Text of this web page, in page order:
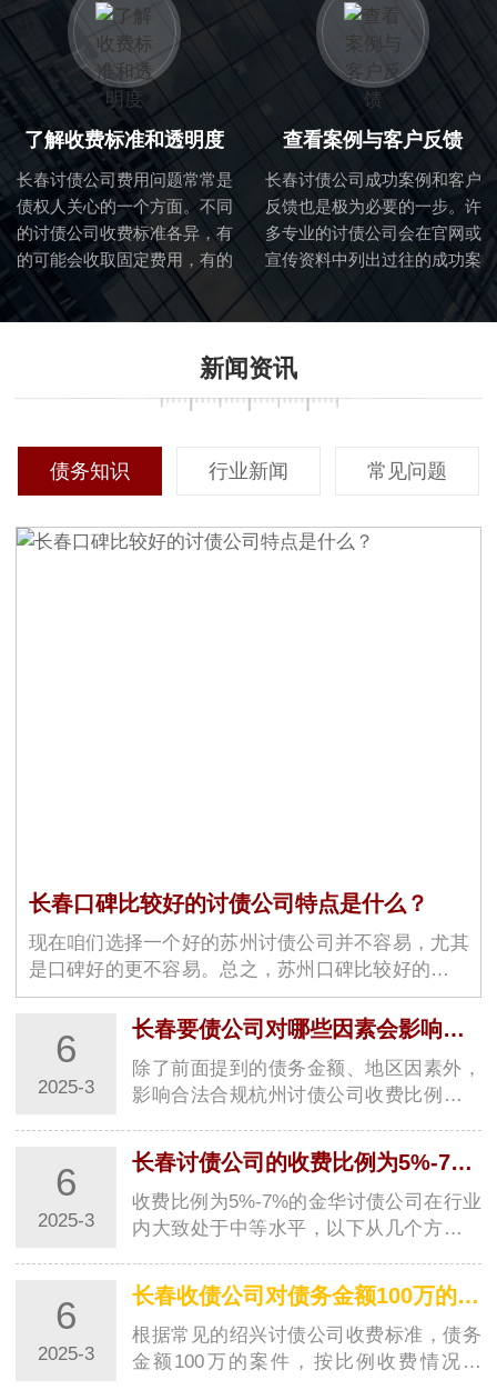
业的团队。
判断他们是否适合处理你的具
体债务问题。
了解收费标准和透明度
长春讨债公司费用问题常常是
债权人关心的一个方面。不同
的讨债公司收费标准各异，有
的可能会收取固定费用，有的
则可能根据回收金额提取一定
比例的佣金。在选择过程中，
至关重要。透明的收费体系能
费用纠纷。
查看案例与客户反馈
长春讨债公司成功案例和客户
反馈也是极为必要的一步。许
多专业的讨债公司会在官网或
宣传资料中列出过往的成功案
例，这能够直观地展示他们的
专业能力与过往成绩。同时，
听取他们的真实反馈，对你做
新闻资讯
债务知识 行业新闻 常见问题
长春口碑比较好的讨债公司特点是什么？
现在咱们选择一个好的苏州讨债公司并不容易，尤其
是口碑好的更不容易。总之，苏州口碑比较好的讨债
公司具有高素质的专业团队、保障债权人权益、高效
率、良好的沟通能力、严谨的工作态度、灵活性、良
好…6
2025-3
长春要债公司对哪些因素会影响的收费比例？
除了前面提到的债务金额、地区因素外，
影响合法合规杭州讨债公司收费比例的因
度- **债务关系清晰度**：如果债务关系明
确，有清晰的借条、合同等证据，收账难
度相…
6
2025-3
长春讨债公司的收费比例为5%-7%在行业内属于什么水平？
收费比例为5%-7%的金华讨债公司在行业
内大致处于中等水平，以下从几个方面来
对比- **与低收费比例金华讨债公司对比
**：一般来说，一些金华讨债公司收费比
例可能…
6
2025-3
长春收债公司对债务金额100万的案件按比例收费大概是多少？
根据常见的绍兴讨债公司收费标准，债务
金额100万的案件，按比例收费情况如